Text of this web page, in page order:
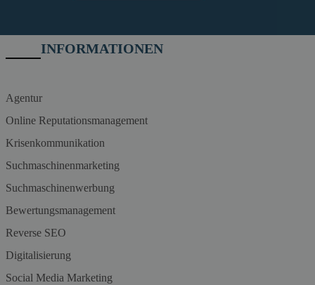
INFORMATIONEN
Agentur
Online Reputationsmanagement
Krisenkommunikation
Suchmaschinenmarketing
Suchmaschinenwerbung
Bewertungsmanagement
Reverse SEO
Digitalisierung
Social Media Marketing